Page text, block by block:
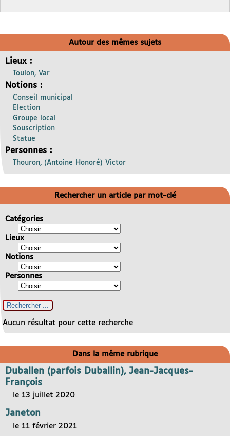
Autour des mêmes sujets
Lieux :
Toulon, Var
Notions :
Conseil municipal
Election
Groupe local
Souscription
Statue
Personnes :
Thouron, (Antoine Honoré) Victor
Rechercher un article par mot-clé
Catégories
Lieux
Notions
Personnes
Aucun résultat pour cette recherche
Dans la même rubrique
Duballen (parfois Duballin), Jean-Jacques-
François
le 13 juillet 2020
Janeton
le 11 février 2021